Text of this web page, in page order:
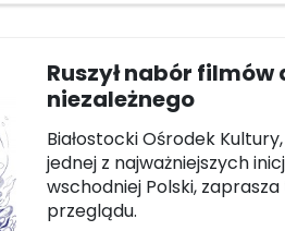
Ruszył nabór
niezależnego
Białostocki Ośrodek
jednej z najważniejszych
wschodniej Polski,
przeglądu.